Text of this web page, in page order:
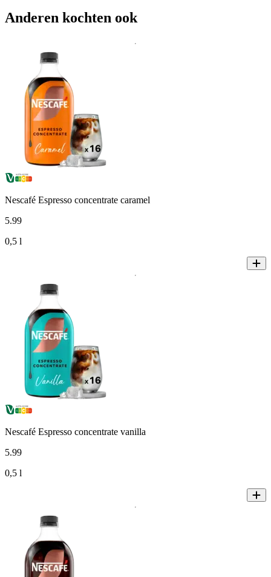
Anderen kochten ook
Nescafé Espresso concentrate caramel
5.99
0,5 l
Nescafé Espresso concentrate vanilla
5.99
0,5 l